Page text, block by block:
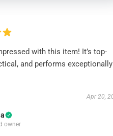
with this item! It’s top-
and performs exceptionally
Apr 20,
owner